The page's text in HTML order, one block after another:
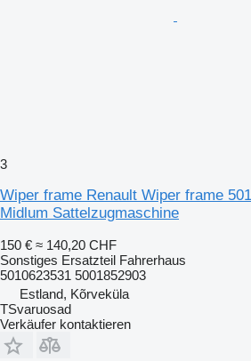
3
Wiper frame Renault Wiper frame
Midlum Sattelzugmaschine
150 € ≈ 140,20 CHF
Sonstiges Ersatzteil Fahrerhaus
5010623531 5001852903
Estland, Kõrveküla
TSvaruosad
Verkäufer kontaktieren